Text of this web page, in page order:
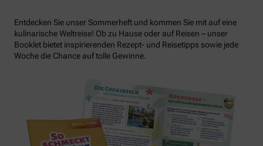
Entdecken Sie unser Sommerheft und kommen Sie mit auf eine
kulinarische Weltreise! Ob zu Hause oder auf Reisen – unser
Booklet bietet inspirierenden Rezept- und Reisetipps sowie jede
Woche die Chance auf tolle Gewinne.